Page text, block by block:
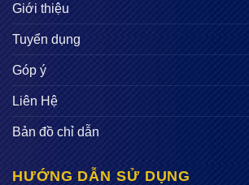
Trọng lượng máy: 20kg
Giới thiệu
Tuyển dụng
Góp ý
Liên Hệ
Bản đồ chỉ dẫn
HƯỚNG DẪN SỬ DỤNG